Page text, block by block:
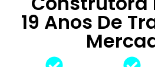
19 Anos De